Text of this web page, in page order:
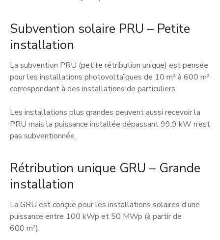
Subvention solaire PRU – Petite
installation
La subvention PRU (petite rétribution unique) est pensée
pour les installations photovoltaïques de 10 m² à 600 m²
correspondant à des installations de particuliers.
Les installations plus grandes peuvent aussi recevoir la
PRU mais la puissance installée dépassant 99.9 kW n’est
pas subventionnée.
Rétribution unique GRU – Grande
installation
La GRU est conçue pour les installations solaires d’une
puissance entre 100 kWp et 50 MWp (à partir de
600 m²).